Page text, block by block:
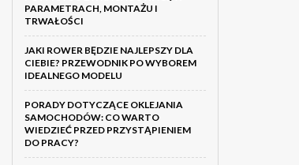
PARAMETRACH, MONTAŻU I
TRWAŁOŚCI
JAKI ROWER BĘDZIE NAJLEPSZY DLA
CIEBIE? PRZEWODNIK PO WYBOREM
IDEALNEGO MODELU
PORADY DOTYCZĄCE OKLEJANIA
SAMOCHODÓW: CO WARTO
WIEDZIEĆ PRZED PRZYSTĄPIENIEM
DO PRACY?